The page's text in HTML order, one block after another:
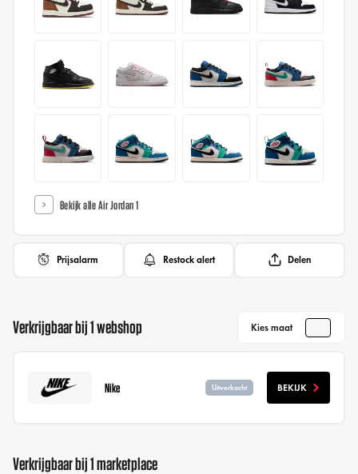
Bekijk alle Air Jordan 1
Prijsalarm Restock alert Delen
Verkrijgbaar bij 1 webshop Kies maat
Nike Uitverkocht BEKIJK
Verkrijgbaar bij 1 marketplace